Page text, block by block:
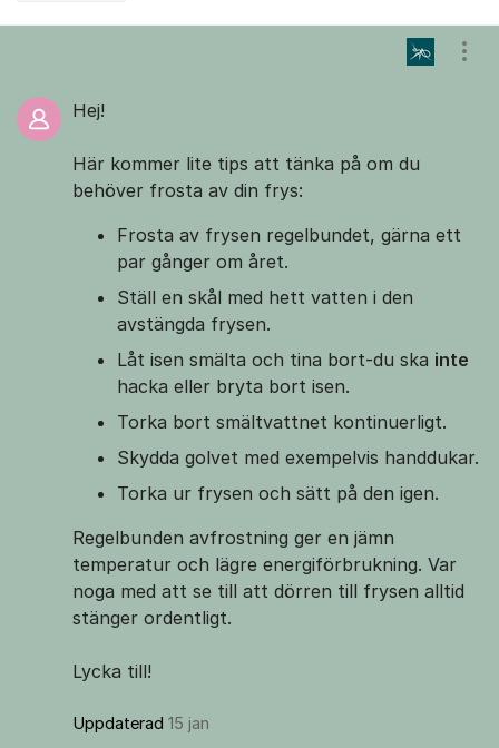
Hej!
Här kommer lite tips att tänka på om du
behöver frosta av din frys:
Frosta av frysen regelbundet, gärna ett
par gånger om året.
Ställ en skål med hett vatten i den
avstängda frysen.
Låt isen smälta och tina bort-du ska inte
hacka eller bryta bort isen.
Torka bort smältvattnet kontinuerligt.
Skydda golvet med exempelvis handdukar.
Torka ur frysen och sätt på den igen.
Regelbunden avfrostning ger en jämn
temperatur och lägre energiförbrukning. Var
noga med att se till att dörren till frysen alltid
stänger ordentligt.
Lycka till!
Uppdaterad 15 jan